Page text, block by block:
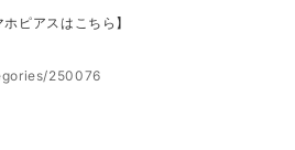
ピアスはこちら】
250076